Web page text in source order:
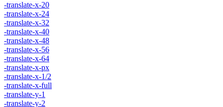
-translate-x-20
-translate-x-24
-translate-x-32
-translate-x-40
-translate-x-48
-translate-x-56
-translate-x-64
-translate-x-px
-translate-x-1/2
-translate-x-full
-translate-y-1
-translate-y-2